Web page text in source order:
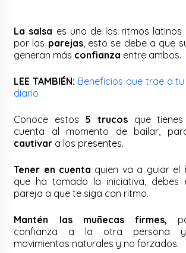
La salsa es uno de los ritmos latinos
por las parejas, esto se debe a que
generan más confianza entre ambos.
LEE TAMBIÉN: Beneficios que trae a
diario
Conoce estos 5 trucosque tienes
cuenta al momento de bailar,
cautivar a los presentes.
Tener en cuenta quien va a guiar el
que ha tomado la iniciativa, debes
pareja a que te siga con ritmo.
Mantén las muñecas firmes,
confianza a la otra persona
movimientos naturales y no forzados.